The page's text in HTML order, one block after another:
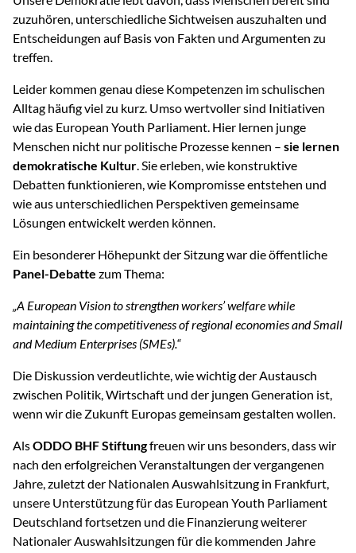
zuzuhören, unterschiedliche Sichtweisen auszuhalten und
Entscheidungen auf Basis von Fakten und Argumenten zu
treffen.
Leider kommen genau diese Kompetenzen im schulischen
Alltag häufig viel zu kurz. Umso wertvoller sind Initiativen
wie das European Youth Parliament. Hier lernen junge
Menschen nicht nur politische Prozesse kennen – sie lernen
demokratische Kultur. Sie erleben, wie konstruktive
Debatten funktionieren, wie Kompromisse entstehen und
wie aus unterschiedlichen Perspektiven gemeinsame
Lösungen entwickelt werden können.
Ein besonderer Höhepunkt der Sitzung war die öffentliche
Panel-Debatte zum Thema:
„A European Vision to strengthen workers’ welfare while
maintaining the competitiveness of regional economies and Small
and Medium Enterprises (SMEs).“
Die Diskussion verdeutlichte, wie wichtig der Austausch
zwischen Politik, Wirtschaft und der jungen Generation ist,
wenn wir die Zukunft Europas gemeinsam gestalten wollen.
AlsODDO BHF Stiftungfreuen wir uns besonders, dass wir
nach den erfolgreichen Veranstaltungen der vergangenen
Jahre, zuletzt der Nationalen Auswahlsitzung in Frankfurt,
unsere Unterstützung für das European Youth Parliament
Deutschland fortsetzen und die Finanzierung weiterer
Nationaler Auswahlsitzungen für die kommenden Jahre